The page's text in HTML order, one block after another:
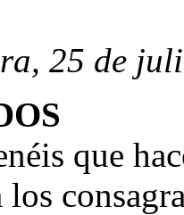
25 de
que
los